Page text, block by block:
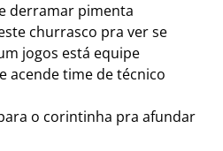
derramar pimenta
churrasco pra ver se
jogos está equipe
acende time de técnico
o corintinha pra afundar